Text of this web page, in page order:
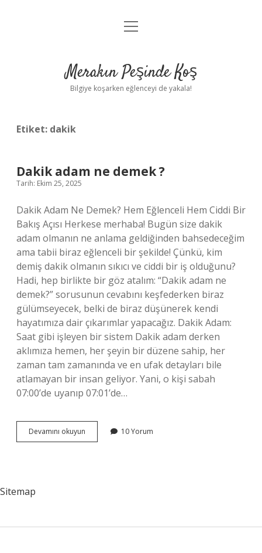
Anasayfa
Yasal Uyarı
menüyü
Merakın Peşinde Koş
Bilgiye koşarken eğlenceyi de yakala!
Etiket: dakik
Dakik adam ne demek ?
Tarih: Ekim 25, 2025
Dakik Adam Ne Demek? Hem Eğlenceli Hem Ciddi Bir
Bakış Açısı Herkese merhaba! Bugün size dakik
adam olmanın ne anlama geldiğinden bahsedeceğim
ama tabii biraz eğlenceli bir şekilde! Çünkü, kim
demiş dakik olmanın sıkıcı ve ciddi bir iş olduğunu?
Hadi, hep birlikte bir göz atalım: “Dakik adam ne
demek?” sorusunun cevabını keşfederken biraz
gülümseyecek, belki de biraz düşünerek kendi
hayatımıza dair çıkarımlar yapacağız. Dakik Adam:
Saat gibi işleyen bir sistem Dakik adam derken
aklımıza hemen, her şeyin bir düzene sahip, her
zaman tam zamanında ve en ufak detayları bile
atlamayan bir insan geliyor. Yani, o kişi sabah
07:00’de uyanıp 07:01’de…
Devamını okuyun
adam
10 Yorum
Sitemap